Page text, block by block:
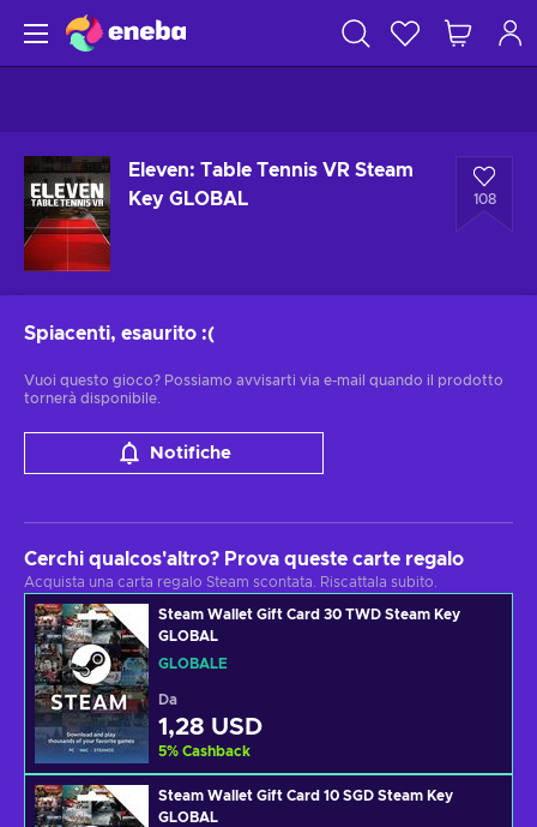
Eleven: Table Tennis VR Steam
Key GLOBAL
108
Spiacenti, esaurito :(
Vuoi questo gioco? Possiamo avvisarti via e-mail quando il prodotto
tornerà disponibile.
Notifiche
Cerchi qualcos'altro? Prova queste carte regalo
Acquista una carta regalo Steam scontata. Riscattala subito.
Steam Wallet Gift Card 30 TWD Steam Key
GLOBAL
GLOBALE
Da
1,28 USD
5% Cashback
Steam Wallet Gift Card 10 SGD Steam Key
GLOBAL